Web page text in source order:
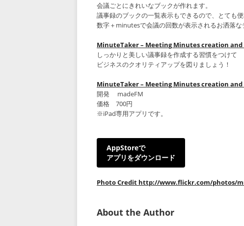
会議ごとにきれいなブックが作れます。
議事録のブックの一覧表示もできるので、とても
数字＋minutesで会議の回数が表示されるお洒落な
MinuteTaker – Meeting Minutes creation and
しっかりと美しい議事録を作成する習慣をつけて
ビジネスのクオリティアップを図りましょう！
MinuteTaker – Meeting Minutes creation and
開発 madeFM
価格 700円
※iPad専用アプリです。
AppStoreで
アプリをダウンロード
Photo Credit http://www.flickr.com/photos/
About the Author